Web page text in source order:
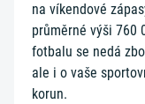
na víkendové
průměrné výši 760
fotbalu se nedá
ale i o vaše
korun.